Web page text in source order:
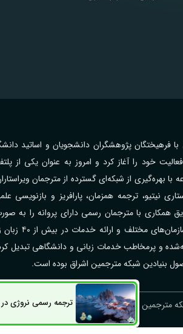
با هدف همراهی با فرهیختگان پژوهشگران دانشجویان و
خود را آغاز کرد و امروز به عنوان یکی از
بهره‌گیری از شبکه‌ای گسترده از مترجمان
نیتیو، ترجمه همزمان، پارافریز و بازنویسی
با مترجمان رسمی دارای پروانه را به
گسترده با
و پرمخاطب خدمات زبانی و دانشگاهی
بنیادین شبکه مترجمین اشراق بوده است.
مترجمین اشراق می‌باشد. ترجمه رسمی نروژی در